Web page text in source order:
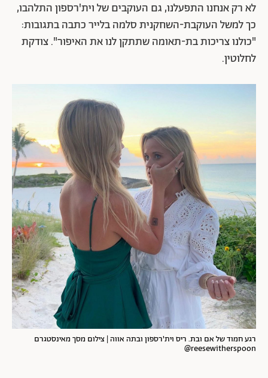
לא רק אנחנו התפעלנו, גם העוקבים של וית'רספון התלהבו,
כך למשל העוקבת-השחקנית סלמה בלייר כתבה בתגובות:
"כולנו צריכות בת-תאומה שתתקן לנו את האיפור". צודקת
לחלוטין.
רגע חמוד של אם ובת. ריס וית'רספון ובתה אווה | צילום מסך מאינסטגרם
reesewitherspoon@